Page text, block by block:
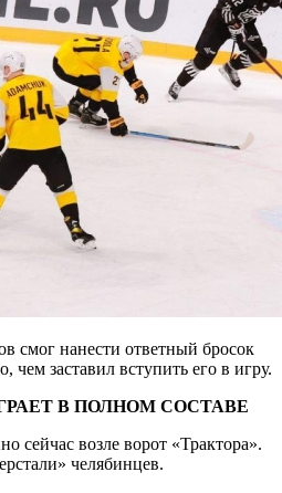
нанести ответный бросок
чем заставил вступить его в игру.
В ПОЛНОМ СОСТАВЕ
возле ворот «Трактора».
челябинцев.